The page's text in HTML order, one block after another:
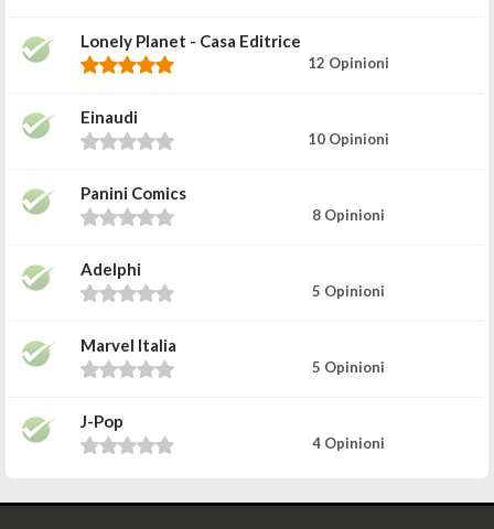
Lonely Planet - Casa Editrice
12 Opinioni
Einaudi
10 Opinioni
Panini Comics
8 Opinioni
Adelphi
5 Opinioni
Marvel Italia
5 Opinioni
J-Pop
4 Opinioni